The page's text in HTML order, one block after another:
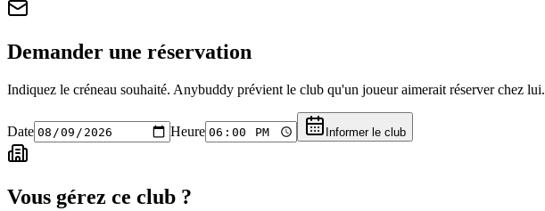
Demander une réservation
Indiquez le créneau souhaité. Anybuddy prévient le club qu'un joueur aimerait réserver chez lui.
Date Heure Informer le club
Vous gérez ce club ?